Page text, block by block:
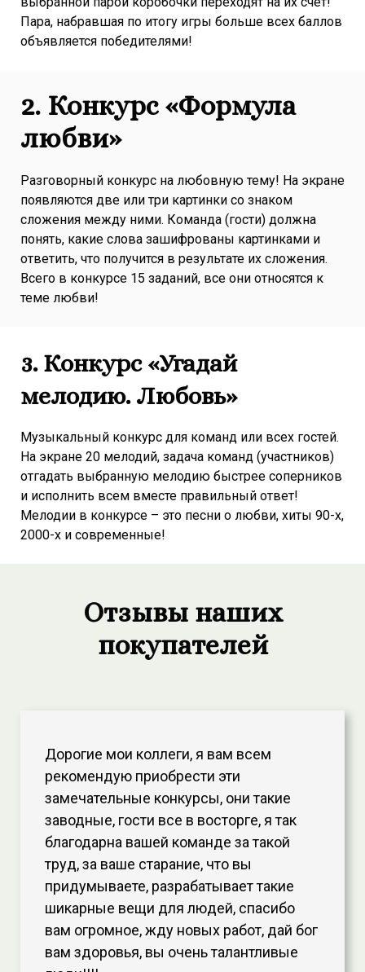
Пара, набравшая по итогу игры больше всех баллов
объявляется победителями!
2. Конкурс «Формула
любви»
Разговорный конкурс на любовную тему! На экране
появляются две или три картинки со знаком
сложения между ними. Команда (гости) должна
понять, какие слова зашифрованы картинками и
ответить, что получится в результате их сложения.
Всего в конкурсе 15 заданий, все они относятся к
теме любви!
3. Конкурс «Угадай
мелодию. Любовь»
Музыкальный конкурс для команд или всех гостей.
На экране 20 мелодий, задача команд (участников)
отгадать выбранную мелодию быстрее соперников
и исполнить всем вместе правильный ответ!
Мелодии в конкурсе – это песни о любви, хиты 90-х,
2000-х и современные!
Отзывы наших
покупателей
Дорогие мои коллеги, я вам всем
рекомендую приобрести эти
замечательные конкурсы, они такие
заводные, гости все в восторге, я так
благодарна вашей команде за такой
труд, за ваше старание, что вы
придумываете, разрабатывает такие
шикарные вещи для людей, спасибо
вам огромное, жду новых работ, дай бог
вам здоровья, вы очень талантливые